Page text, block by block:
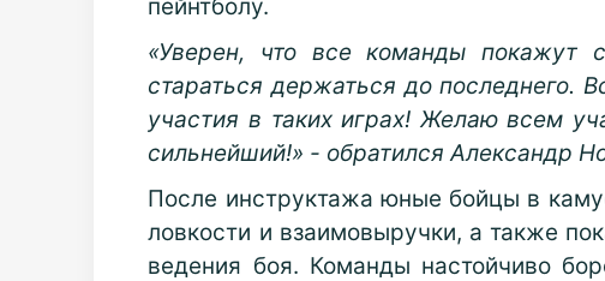
пейнтболу.
«Уверен, что все команды покажут
стараться держаться до последнего.
участия в таких играх! Желаю всем
сильнейший!» - обратился Александр
После инструктажа юные бойцы в
ловкости и взаимовыручки, а также
ведения боя. Команды настойчиво